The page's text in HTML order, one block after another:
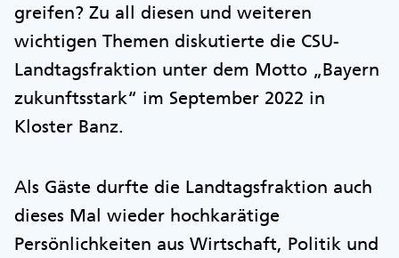
greifen? Zu all diesen und weiteren
wichtigen Themen diskutierte die CSU-
Landtagsfraktion unter dem Motto „Bayern
zukunftsstark“ im September 2022 in
Kloster Banz.
Als Gäste durfte die Landtagsfraktion auch
dieses Mal wieder hochkarätige
Persönlichkeiten aus Wirtschaft, Politik und